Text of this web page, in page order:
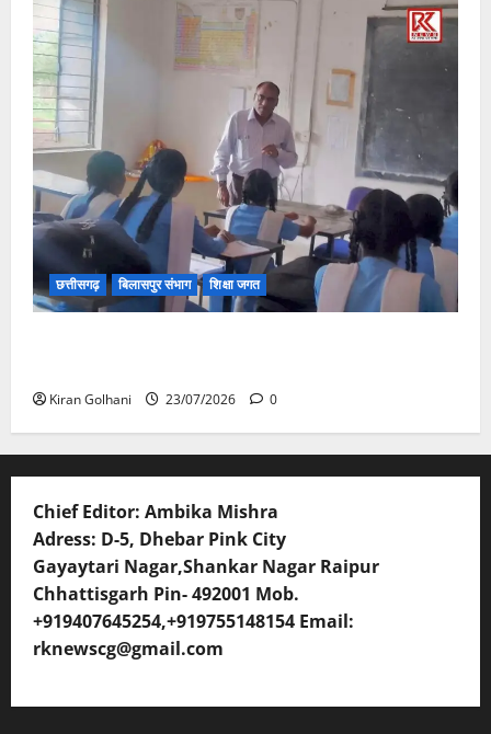
छत्तीसगढ़ बिलासपुर संभाग शिक्षा जगत
Kiran Golhani 23/07/2026 0
Chief Editor: Ambika Mishra
Adress: D-5, Dhebar Pink City
Gayaytari Nagar,Shankar Nagar Raipur
Chhattisgarh Pin- 492001 Mob.
+919407645254,+919755148154 Email:
rknewscg@gmail.com